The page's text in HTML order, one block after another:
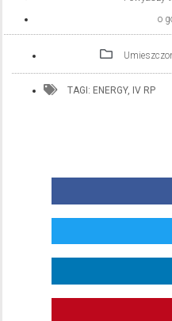
o
TAGI: ENERGY, IV RP